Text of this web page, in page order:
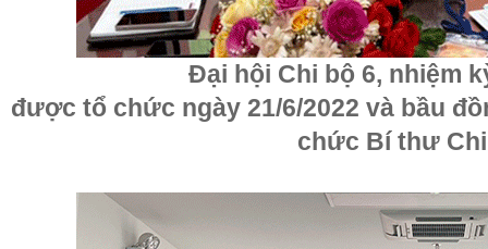
Đại hội Chi bộ 6, nhiệm
được tổ chức ngày 21/6/2022 và bầu
chức Bí thư